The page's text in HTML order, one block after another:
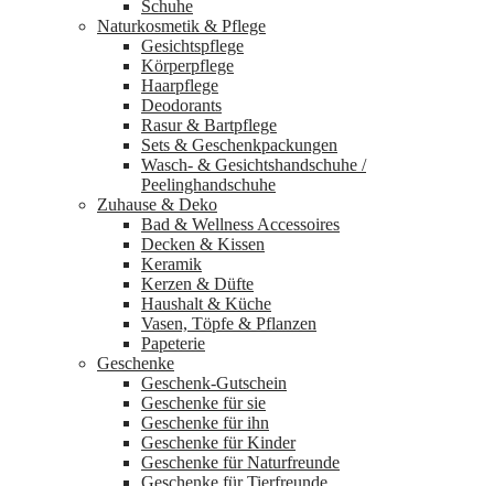
Schuhe
Naturkosmetik & Pflege
Gesichtspflege
Körperpflege
Haarpflege
Deodorants
Rasur & Bartpflege
Sets & Geschenkpackungen
Wasch‑ & Gesichtshandschuhe /
Peelinghandschuhe
Zuhause & Deko
Bad & Wellness Accessoires
Decken & Kissen
Keramik
Kerzen & Düfte
Haushalt & Küche
Vasen, Töpfe & Pflanzen
Papeterie
Geschenke
Geschenk-Gutschein
Geschenke für sie
Geschenke für ihn
Geschenke für Kinder
Geschenke für Naturfreunde
Geschenke für Tierfreunde